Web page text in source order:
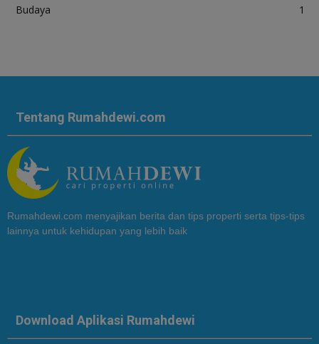
Budaya
1
Tentang Rumahdewi.com
Rumahdewi.com menyajikan berita dan tips properti serta tips-tips
lainnya untuk kehidupan yang lebih baik
Download Aplikasi Rumahdewi